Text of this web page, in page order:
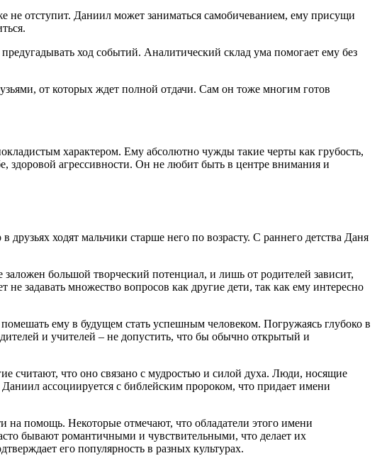
не отступит. Даниил может заниматься самобичеванием, ему присущи
ход событий. Аналитический склад ума помогает ему без
от которых ждет полной отдачи. Сам он тоже многим готов
характером. Ему абсолютно чужды такие черты как грубость,
здоровой агрессивности. Он не любит быть в центре внимания и
ходят мальчики старше него по возрасту. С раннего детства Даня
большой творческий потенциал, и лишь от родителей зависит,
задавать множество вопросов как другие дети, так как ему интересно
ему в будущем стать успешным человеком. Погружаясь глубоко в
и учителей – не допустить, что бы обычно открытый и
считают, что оно связано с мудростью и силой духа. Люди, носящие
ассоциируется с библейским пророком, что придает имени
на помощь. Некоторые отмечают, что обладатели этого имени
бывают романтичными и чувствительными, что делает их
его популярность в разных культурах.